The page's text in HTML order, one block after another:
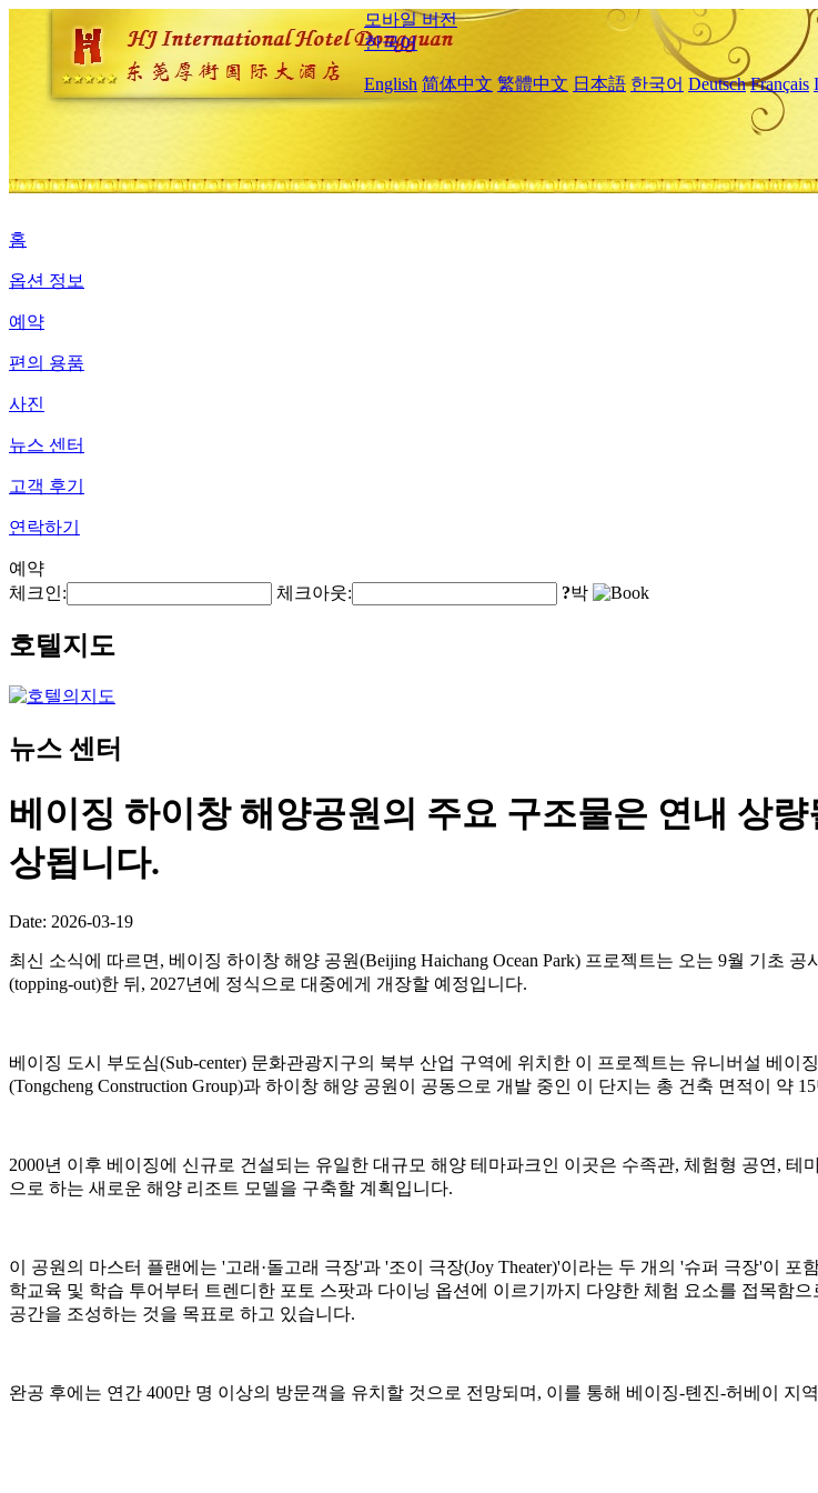
모바일 버전
한국어
English 简体中文 繁體中文 日本語 한국어 Deutsch Français
홈
옵션 정보
예약
편의 용품
사진
뉴스 센터
고객 후기
연락하기
예약
체크인:
체크아웃: ?박
호텔지도
뉴스 센터
베이징 하이창 해양공원의 주요 구조물은 연내 상
상됩니다.
Date: 2026-03-19
최신 소식에 따르면, 베이징 하이창 해양 공원(Beijing Haichang Ocean Park) 프로젝트는 오는 9월 기초
(topping-out)한 뒤, 2027년에 정식으로 대중에게 개장할 예정입니다.
베이징 도시 부도심(Sub-center) 문화관광지구의 북부 산업 구역에 위치한 이 프로젝트는 유니버설 베
(Tongcheng Construction Group)과 하이창 해양 공원이 공동으로 개발 중인 이 단지는 총 건축 면적이 약
2000년 이후 베이징에 신규로 건설되는 유일한 대규모 해양 테마파크인 이곳은 수족관, 체험형 공연,
으로 하는 새로운 해양 리조트 모델을 구축할 계획입니다.
이 공원의 마스터 플랜에는 '고래·돌고래 극장'과 '조이 극장(Joy Theater)'이라는 두 개의 '슈퍼 극장'이
학교육 및 학습 투어부터 트렌디한 포토 스팟과 다이닝 옵션에 이르기까지 다양한 체험 요소를 접목함
공간을 조성하는 것을 목표로 하고 있습니다.
완공 후에는 연간 400만 명 이상의 방문객을 유치할 것으로 전망되며, 이를 통해 베이징-톈진-허베이 지